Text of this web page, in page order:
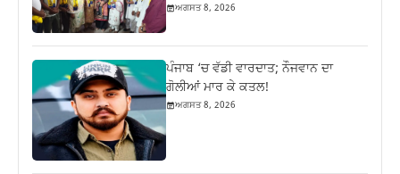
ਅਗਸਤ 8, 2026
ਪੰਜਾਬ ‘ਚ ਵੱਡੀ ਵਾਰਦਾਤ; ਨੌਜਵਾਨ ਦਾ
ਗੋਲੀਆਂ ਮਾਰ ਕੇ ਕਤਲ!
ਅਗਸਤ 8, 2026